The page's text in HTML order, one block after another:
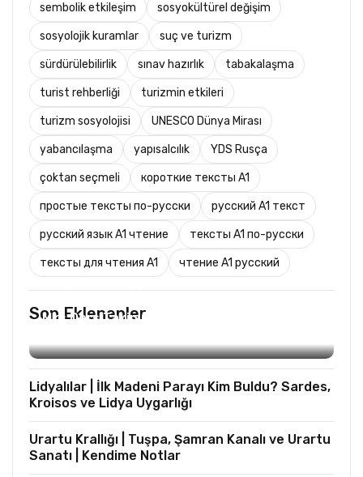
sembolik etkileşim sosyokültürel değişim
sosyolojik kuramlar suç ve turizm
sürdürülebilirlik sınav hazırlık tabakalaşma
turist rehberliği turizmin etkileri
turizm sosyolojisi UNESCO Dünya Mirası
yabancılaşma yapısalcılık YDS Rusça
çoktan seçmeli короткие тексты A1
простые тексты по-русски русский A1 текст
русский язык A1 чтение тексты A1 по-русски
тексты для чтения A1 чтение A1 русский
Son Eklenenler
Mks Ders Takip (Turizm ve Mesleki Dersler
Lidyalılar | İlk Madeni Parayı Kim Buldu? Sardes,
Kroisos ve Lidya Uygarlığı
Urartu Krallığı | Tuşpa, Şamran Kanalı ve Urartu
Sanatı | Kendime Notlar